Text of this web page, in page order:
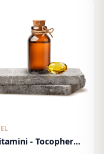
- Tocopheryl